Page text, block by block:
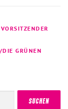
VORSITZENDER
GRÜNEN